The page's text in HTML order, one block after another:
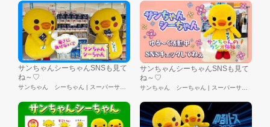
サンちゃんシーちゃんSNSも見て
ね～♡
サンちゃん シーちゃん | スーパーサンシ株式会社
サンちゃんシーちゃんSNSも見て
ね～♡